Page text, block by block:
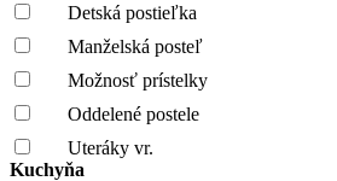
Detská postieľka
Manželská posteľ
Možnosť prístelky
Oddelené postele
Uteráky vr.
Kuchyňa